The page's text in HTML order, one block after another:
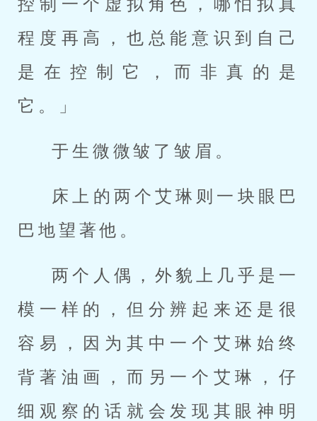
控制一个虚拟角色，哪怕拟真
程度再高，也总能意识到自己
是在控制它，而非真的是
它。」
于生微微皱了皱眉。
床上的两个艾琳则一块眼巴
巴地望著他。
两个人偶，外貌上几乎是一
模一样的，但分辨起来还是很
容易，因为其中一个艾琳始终
背著油画，而另一个艾琳，仔
细观察的话就会发现其眼神明